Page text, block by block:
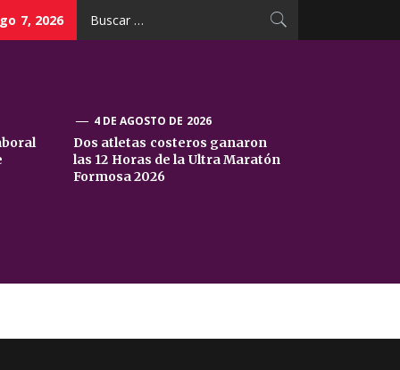
7, 2026
4 DE AGOSTO DE 2026
Dos atletas costeros ganaron
las 12 Horas de la Ultra Maratón
Formosa 2026